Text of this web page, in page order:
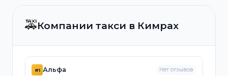
🚕Компании такси в Кимрах
#1 Альфа Нет отзывов